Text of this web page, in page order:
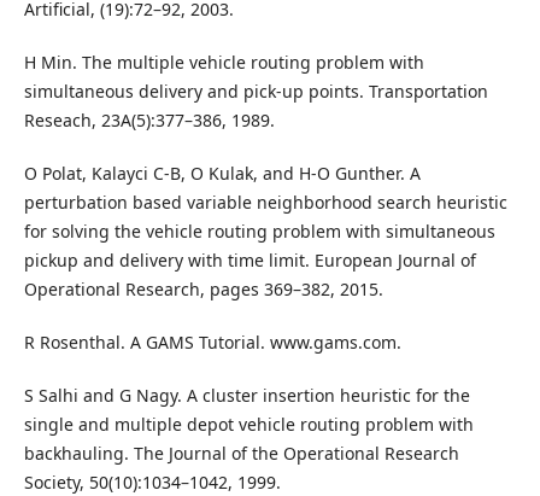
Artificial, (19):72–92, 2003.
H Min. The multiple vehicle routing problem with
simultaneous delivery and pick-up points. Transportation
Reseach, 23A(5):377–386, 1989.
O Polat, Kalayci C-B, O Kulak, and H-O Gunther. A
perturbation based variable neighborhood search heuristic
for solving the vehicle routing problem with simultaneous
pickup and delivery with time limit. European Journal of
Operational Research, pages 369–382, 2015.
R Rosenthal. A GAMS Tutorial. www.gams.com.
S Salhi and G Nagy. A cluster insertion heuristic for the
single and multiple depot vehicle routing problem with
backhauling. The Journal of the Operational Research
Society, 50(10):1034–1042, 1999.